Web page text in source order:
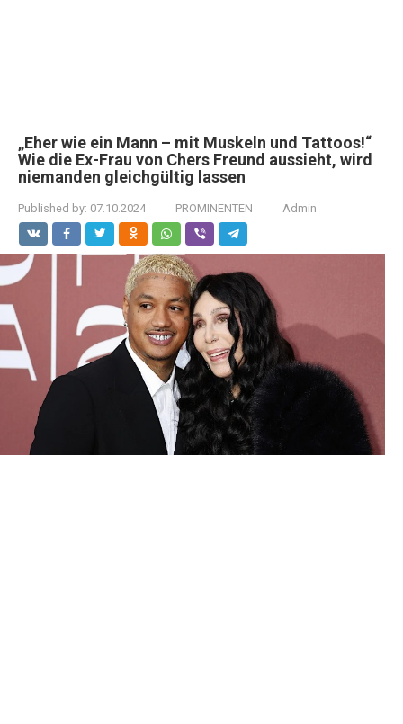
„Eher wie ein Mann – mit Muskeln und Tattoos!“
Wie die Ex-Frau von Chers Freund aussieht, wird
niemanden gleichgültig lassen
Published by: 07.10.2024 PROMINENTEN Admin